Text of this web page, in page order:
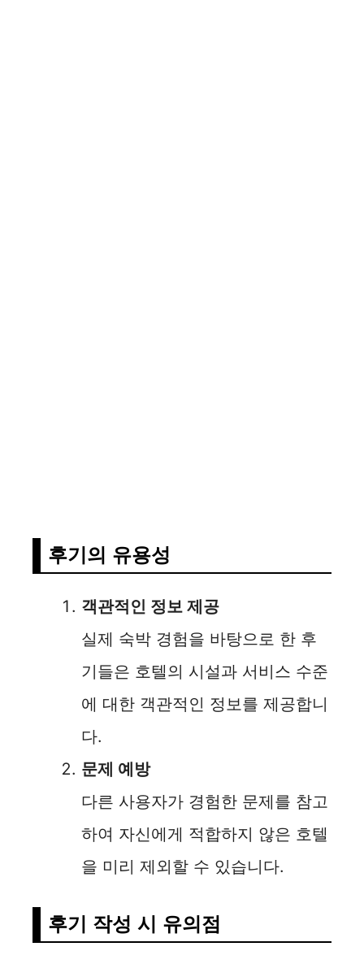
후기의 유용성
객관적인 정보 제공
실제 숙박 경험을 바탕으로 한 후
기들은 호텔의 시설과 서비스 수준
에 대한 객관적인 정보를 제공합니
다.
문제 예방
다른 사용자가 경험한 문제를 참고
하여 자신에게 적합하지 않은 호텔
을 미리 제외할 수 있습니다.
후기 작성 시 유의점